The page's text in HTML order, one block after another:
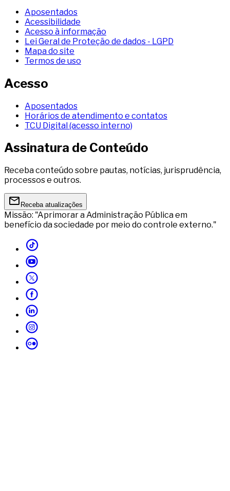
Aposentados
Acessibilidade
Acesso à informação
Lei Geral de Proteção de dados - LGPD
Mapa do site
Termos de uso
Acesso
Aposentados
Horários de atendimento e contatos
TCU Digital (acesso interno)
Assinatura de Conteúdo
Receba conteúdo sobre pautas, notícias, jurisprudência,
processos e outros.
Receba atualizações
Missão: "Aprimorar a Administração Pública em
benefício da sociedade por meio do controle externo."